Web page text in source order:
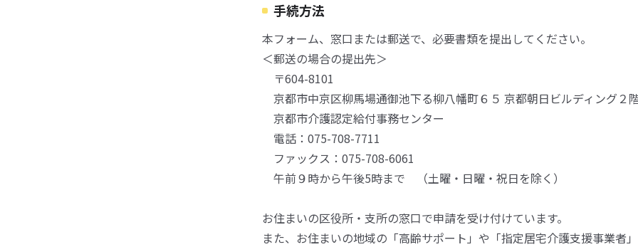
手続方法
本フォーム、窓口または郵送で、必要書類を提出してください。
＜郵送の場合の提出先＞
〒604-8101
京都市中京区柳馬場通御池下る柳八幡町６５ 京都朝日ビルディング２
京都市介護認定給付事務センター
電話：075-708-7711
ファックス：075-708-6061
午前９時から午後5時まで （土曜・日曜・祝日を除く）
お住まいの区役所・支所の窓口で申請を受け付けています。
また、お住まいの地域の「高齢サポート」や「指定居宅介護支援事業者